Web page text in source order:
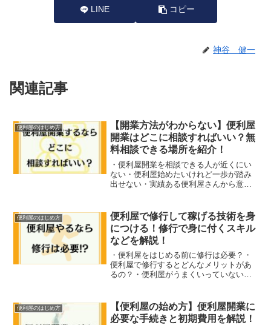
LINE コピー
神谷 健一
関連記事
便利屋のはじめ方
【開業方法がわからない】便利屋
開業はどこに相談すればいい？無
料相談できる場所を紹介！
・便利屋開業を相談できる人が近くにい
ない・便利屋始めたいけれど一歩が踏み
出せない・実績ある便利屋さんから意見
ていいのかわからないと悩んでいる人は
多いでしょう。便利屋開業は...
便利屋のはじめ方
便利屋で修行して稼げる技術を身
につける！修行で身に付くスキル
などを解説！
・便利屋をはじめる前に修行は必要？・
便利屋で修行するとどんなメリットがあ
るの？・便利屋がうまくいっていないの
て、「便利屋として働くには何からはじ
めたらいいのかわからない...
便利屋のはじめ方
【便利屋の始め方】便利屋開業に
必要な手続きと初期費用を解説！